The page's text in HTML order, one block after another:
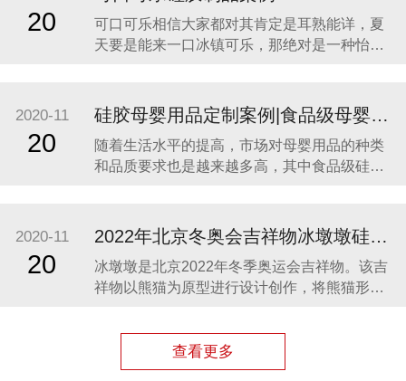
作一样。众盛硅胶不是硅胶制品行业内最好
的，但绝对是他合作过众多硅胶制品
20
可口可乐相信大家都对其肯定是耳熟能详，夏
天要是能来一口冰镇可乐，那绝对是一种怡神
关联呢？ 2014年可口可乐找到我们的时候，我
们也是非常的惊讶，以为是在开玩笑。他们却
很认真的告诉我们，他们想开发一款创意有代
2020-11
20
硅胶母婴用品定制案例|食品级母婴硅胶制品
随着生活水平的提高，市场对母婴用品的种类
和品质要求也是越来越多高，其中食品级硅胶
品的的主要材料之一。众盛硅胶厂家在硅胶制
品行业深耕23年，生产的硅胶母婴用品全球使
用用户超百万。 今天我们就来分享几款热卖的
硅胶母婴
2020-11
20
2022年北京冬奥会吉祥物冰墩墩硅胶制品生产案例
冰墩墩是北京2022年冬季奥运会吉祥物。该吉
祥物以熊猫为原型进行设计创作，将熊猫形象
心，奥运组委会将吉祥物冰墩墩放到东莞生
产，而众盛硅胶也有幸参与了冰墩墩的生产制
查看更多